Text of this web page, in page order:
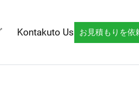
Kontakuto Us お見積もりを依